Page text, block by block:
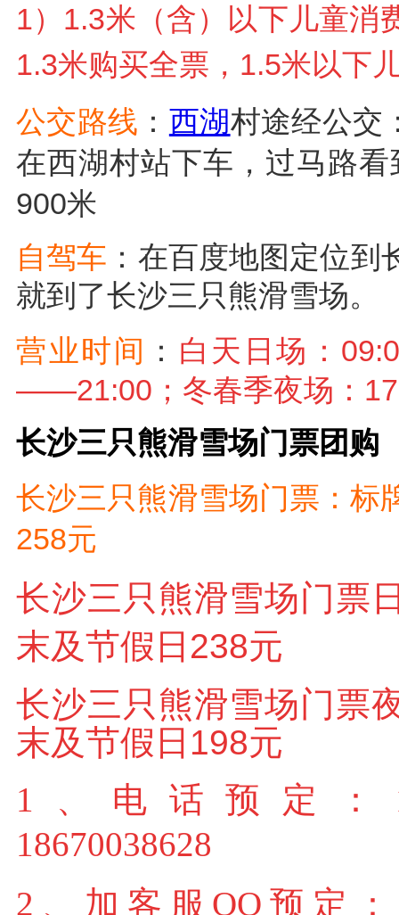
1） 1.3米（含）以下儿童消
1.3米购买全票，1.5米以下
公交路线 ： 西湖村途经公交
在西湖村站下车，过马路
900米
自驾车 ：在百度地图定位到
就到了长沙三只熊滑雪场。
营业时间 ： 白天 日场：
——21:00；冬春季夜场：
长沙三只熊滑雪场门票团购
长沙三只熊滑雪场门票：标
258元
长沙三只熊滑雪场门票
末及节假日238元
长沙三只熊滑雪场门票
末及节假日198元
1、电话预定：
18670038628
2、加客服QQ预定：